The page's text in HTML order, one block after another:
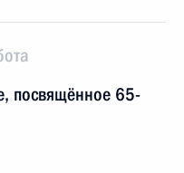
посвящённое 65-